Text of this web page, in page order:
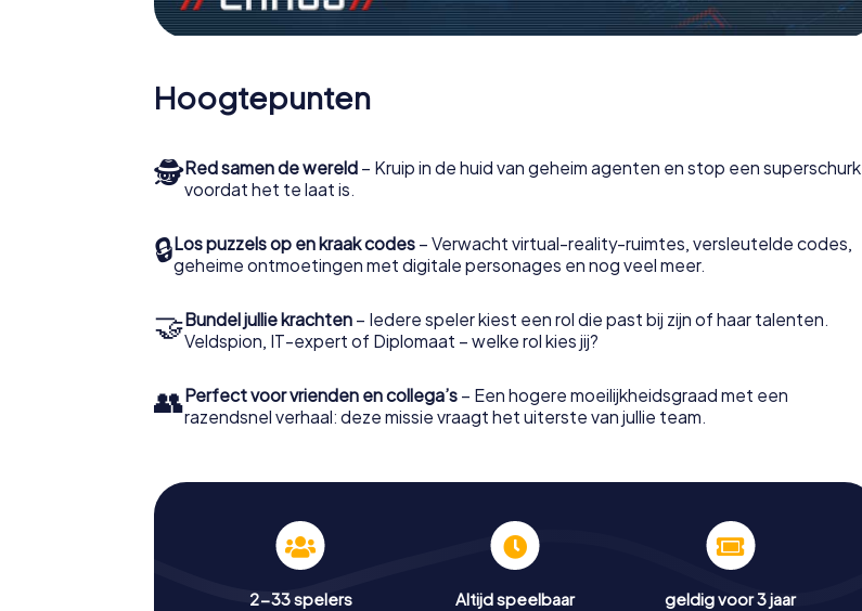
Hoogtepunten
🕵Red samen de wereld – Kruip in de huid van geheim agenten en stop een superschurk
voordat het te laat is.
🔒Los puzzels op en kraak codes – Verwacht virtual-reality-ruimtes, versleutelde codes,
geheime ontmoetingen met digitale personages en nog veel meer.
🤝Bundel jullie krachten – Iedere speler kiest een rol die past bij zijn of haar talenten.
Veldspion, IT-expert of Diplomaat – welke rol kies jij?
👥Perfect voor vrienden en collega’s – Een hogere moeilijkheidsgraad met een
razendsnel verhaal: deze missie vraagt het uiterste van jullie team.
2-33 spelers Altijd speelbaar geldig voor 3 jaar